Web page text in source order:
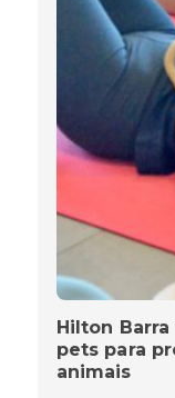
Hilton
pets para
animais